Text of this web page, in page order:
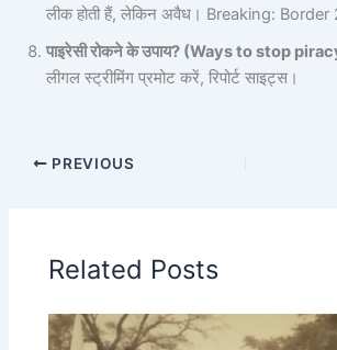
लीक होती हैं, लेकिन अवैध। Breaking: Border
पाइरेसी रोकने के उपाय? (Ways to stop
लीगल स्ट्रीमिंग प्रमोट करें, रिपोर्ट साइट्स।
PREVIOUS
Related Posts